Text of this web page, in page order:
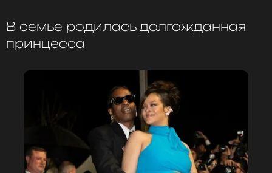
Поклонники рэпера и певицы Рианны сперва
испугались, но теперь шутят, что A$AP Rocky
может «получить от нее нагоняй». Пара пока
официально не оформила отношения, несмотря
на рождение трех общих детей, поэтому фанаты
надеются, что съемки рекламы подтолкнут A$AP
Rocky к помолвке с Рианной.
В семье родилась долгожданная
принцесса